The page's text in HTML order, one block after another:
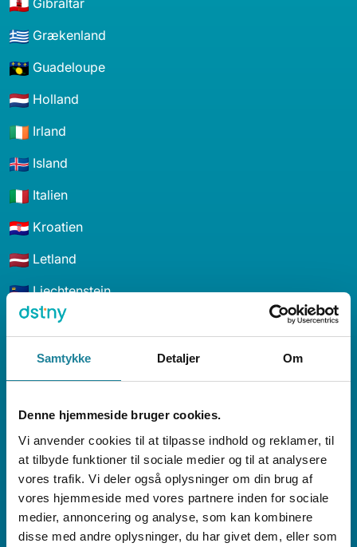
Samtykke Detaljer Om
Denne hjemmeside bruger cookies.
Vi anvender cookies til at tilpasse indhold og reklamer, til
at tilbyde funktioner til sociale medier og til at analysere
vores trafik. Vi deler også oplysninger om din brug af
vores hjemmeside med vores partnere inden for sociale
medier, annoncering og analyse, som kan kombinere
disse med andre oplysninger, du har givet dem, eller som
Gibraltar
Grækenland
Guadeloupe
Holland
Irland
Island
Italien
Kroatien
Letland
Liechtenstein
Litauen
Luxembourg
Malta
Martinique
Norge
Polen